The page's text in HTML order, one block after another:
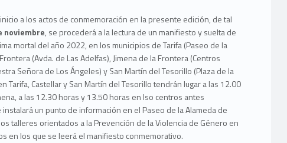
a los actos de conmemoración en la presente edición, de tal
noviembre, se procederá a la lectura de un manifiesto y suelta de
mortal del año 2022, en los municipios de Tarifa (Paseo de la
(Avda. de Las Adelfas), Jimena de la Frontera (Centros
Señora de Los Ángeles) y San Martín del Tesorillo (Plaza de la
Tarifa, Castellar y San Martín del Tesorillo tendrán lugar a las 12.00
a las 12.30 horas y 13.50 horas en lso centros antes
un punto de información en el Paseo de la Alameda de
talleres orientados a la Prevención de la Violencia de Género en
en los que se leerá el manifiesto conmemorativo.